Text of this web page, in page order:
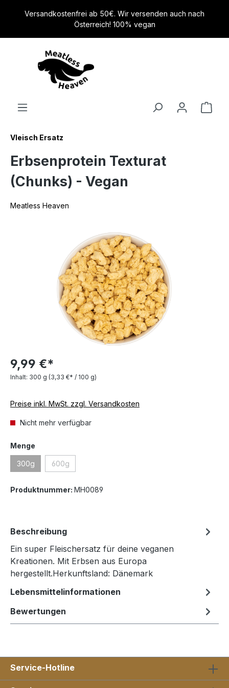
springen
Versandkostenfrei ab 50€. Wir versenden auch nach
Österreich! 100% vegan
Vleisch Ersatz
Erbsenprotein Texturat
(Chunks) - Vegan
Meatless Heaven
Bildergalerie überspringen
9,99 €*
Inhalt: 300 g (3,33 €* / 100 g)
Preise inkl. MwSt. zzgl. Versandkosten
Nicht mehr verfügbar
Menge
300g(Diese Option ist zurzeit nicht verfügbar.)
600g(Diese Option ist zurzeit nicht verfügbar.)
Produktnummer: MH0089
Beschreibung
Ein super Fleischersatz für deine veganen
Kreationen. Mit Erbsen aus Europa
hergestellt.Herkunftsland: Dänemark
Lebensmittelinformationen
Bewertungen
Service-Hotline